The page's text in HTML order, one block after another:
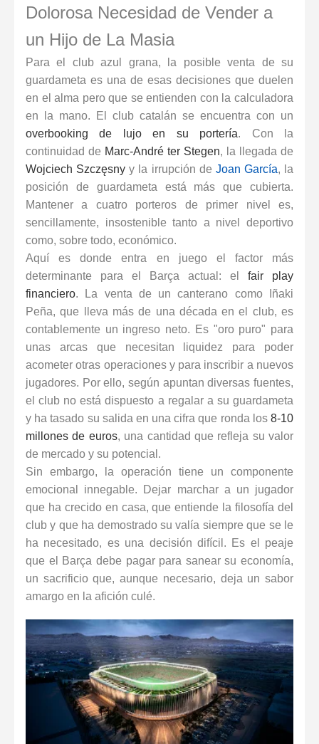
Dolorosa Necesidad de Vender a
un Hijo de La Masia
Para el club azul grana, la posible venta de su
guardameta es una de esas decisiones que duelen
en el alma pero que se entienden con la calculadora
en la mano. El club catalán se encuentra con un
overbooking de lujo en su portería. Con la
continuidad de Marc-André ter Stegen, la llegada de
Wojciech Szczęsny y la irrupción de Joan García, la
posición de guardameta está más que cubierta.
Mantener a cuatro porteros de primer nivel es,
sencillamente, insostenible tanto a nivel deportivo
como, sobre todo, económico.
Aquí es donde entra en juego el factor más
determinante para el Barça actual: el fair play
financiero. La venta de un canterano como Iñaki
Peña, que lleva más de una década en el club, es
contablemente un ingreso neto. Es "oro puro" para
unas arcas que necesitan liquidez para poder
acometer otras operaciones y para inscribir a nuevos
jugadores. Por ello, según apuntan diversas fuentes,
el club no está dispuesto a regalar a su guardameta
y ha tasado su salida en una cifra que ronda los 8-10
millones de euros, una cantidad que refleja su valor
de mercado y su potencial.
Sin embargo, la operación tiene un componente
emocional innegable. Dejar marchar a un jugador
que ha crecido en casa, que entiende la filosofía del
club y que ha demostrado su valía siempre que se le
ha necesitado, es una decisión difícil. Es el peaje
que el Barça debe pagar para sanear su economía,
un sacrificio que, aunque necesario, deja un sabor
amargo en la afición culé.